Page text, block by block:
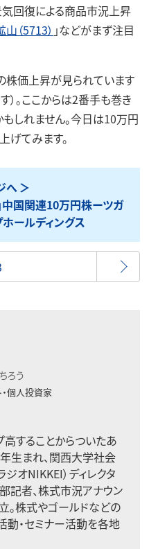
気回復による商品市況上昇
（5713） 」などがまず注目
価上昇が見られています
）。ここからは2番手も巻き
しれません。今日は10万円
てみます。
へ
中国関連10万円株ーツガ
ールディングス
ろう
個人投資家
することからついたあ
年生まれ、関西大学社会
ジオNIKKEI）ディレクタ
記者、株式市況アナウン
。株式やゴールドなどの
動・セミナー活動を各地